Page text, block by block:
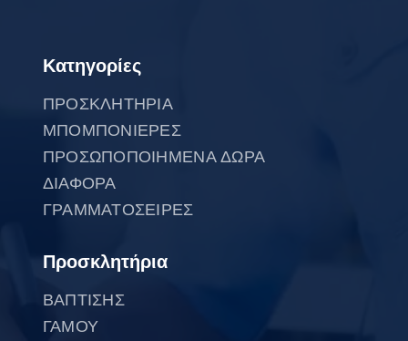
Κατηγορίες
ΠΡΟΣΚΛΗΤΗΡΙΑ
ΜΠΟΜΠΟΝΙΕΡΕΣ
ΠΡΟΣΩΠΟΠΟΙΗΜΕΝΑ ΔΩΡΑ
ΔΙΑΦΟΡΑ
ΓΡΑΜΜΑΤΟΣΕΙΡΕΣ
Προσκλητήρια
ΒΑΠΤΙΣΗΣ
ΓΑΜΟΥ